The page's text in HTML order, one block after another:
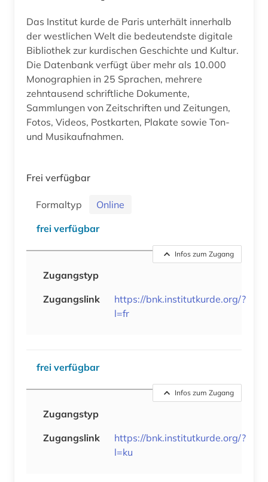
Das Institut kurde de Paris unterhält innerhalb
der westlichen Welt die bedeutendste digitale
Bibliothek zur kurdischen Geschichte und Kultur.
Die Datenbank verfügt über mehr als 10.000
Monographien in 25 Sprachen, mehrere
zehntausend schriftliche Dokumente,
Sammlungen von Zeitschriften und Zeitungen,
Fotos, Videos, Postkarten, Plakate sowie Ton-
und Musikaufnahmen.
Frei verfügbar
Formaltyp
Online
frei verfügbar
Infos zum Zugang
Zugangstyp
Zugangslink
https://bnk.institutkurde.org/?
l=fr
frei verfügbar
Infos zum Zugang
Zugangstyp
Zugangslink
https://bnk.institutkurde.org/?
l=ku